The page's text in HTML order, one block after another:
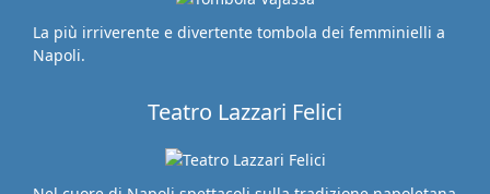
La più irriverente e divertente tombola dei femminielli a
Napoli.
Teatro Lazzari Felici